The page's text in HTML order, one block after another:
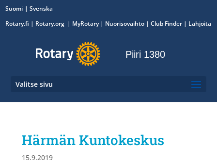
Suomi
Svenska
Rotary.fi | Rotary.org | MyRotary| Nuorisovaihto | Club Finder | Lahjoita
Piiri 1380
Valitse sivu
Härmän Kuntokeskus
15.9.2019